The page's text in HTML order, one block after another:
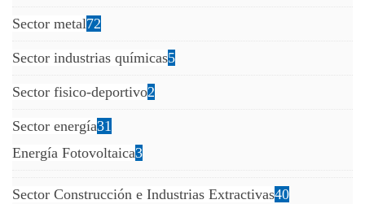
Sector metal72
Sector industrias químicas5
Sector fisico-deportivo2
Sector energía31
Energía Fotovoltaica3
Sector Construcción e Industrias Extractivas40